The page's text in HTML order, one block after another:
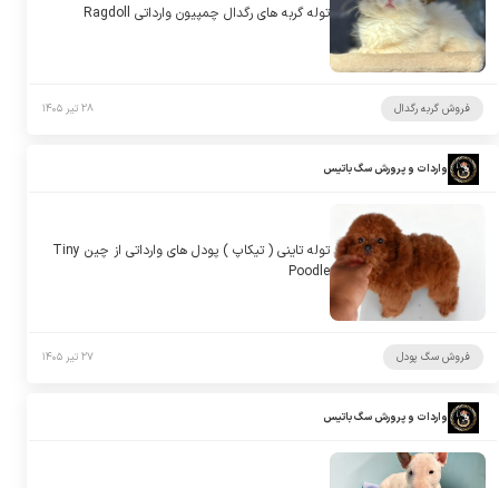
توله گربه های رگدال چمپیون وارداتی Ragdoll
فروش گربه رگدال ۲۸ تیر ۱۴۰۵
واردات و پرورش سگ باتیس
توله تاینی ( تیکاپ ) پودل های وارداتی از چین Tiny
Poodle
فروش سگ پودل ۲۷ تیر ۱۴۰۵
واردات و پرورش سگ باتیس